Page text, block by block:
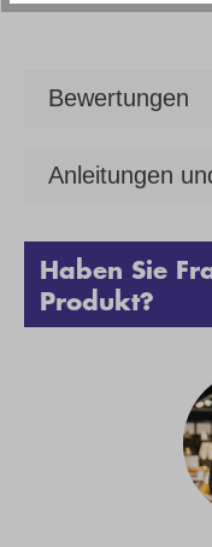
Bewertungen
Anleitungen
Haben Sie
Produkt?